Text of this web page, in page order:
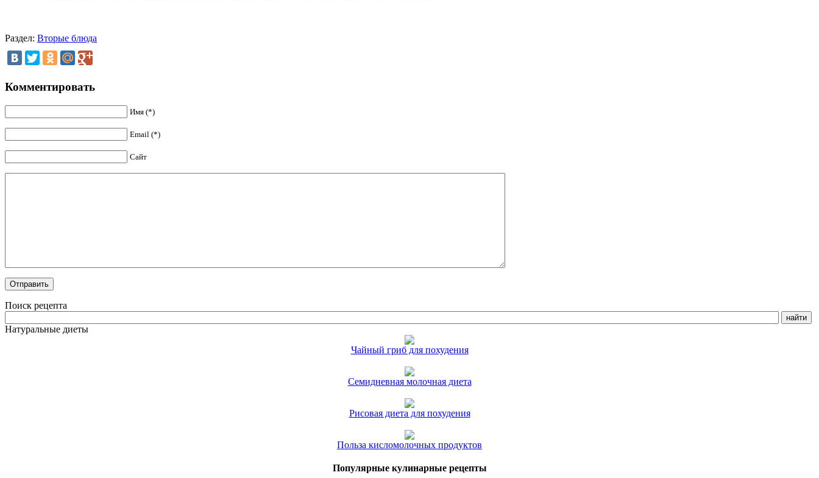
Раздел: Вторые блюда
Комментировать
Имя (*)
Email (*)
Сайт
Поиск рецепта
Натуральные диеты
Чайный гриб для похудения
Семидневная молочная диета
Рисовая диета для похудения
Польза кисломолочных продуктов
Популярные кулинарные рецепты